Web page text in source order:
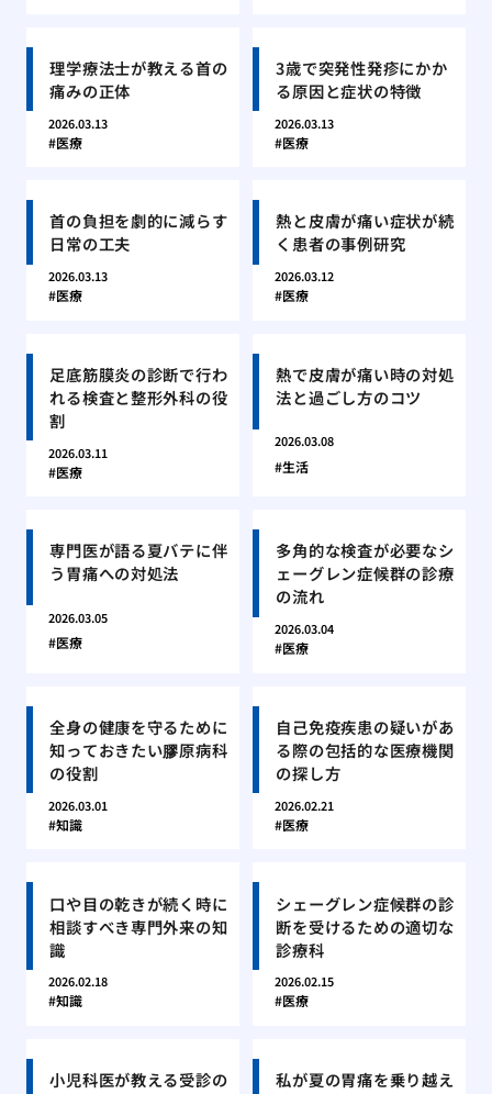
理学療法士が教える首の
痛みの正体
2026.03.13
医療
3歳で突発性発疹にかか
る原因と症状の特徴
2026.03.13
医療
首の負担を劇的に減らす
日常の工夫
2026.03.13
医療
熱と皮膚が痛い症状が続
く患者の事例研究
2026.03.12
医療
足底筋膜炎の診断で行わ
れる検査と整形外科の役
割
2026.03.11
医療
熱で皮膚が痛い時の対処
法と過ごし方のコツ
2026.03.08
生活
専門医が語る夏バテに伴
う胃痛への対処法
2026.03.05
医療
多角的な検査が必要なシ
ェーグレン症候群の診療
の流れ
2026.03.04
医療
全身の健康を守るために
知っておきたい膠原病科
の役割
2026.03.01
知識
自己免疫疾患の疑いがあ
る際の包括的な医療機関
の探し方
2026.02.21
医療
口や目の乾きが続く時に
相談すべき専門外来の知
識
2026.02.18
知識
シェーグレン症候群の診
断を受けるための適切な
診療科
2026.02.15
医療
小児科医が教える受診の
私が夏の胃痛を乗り越え